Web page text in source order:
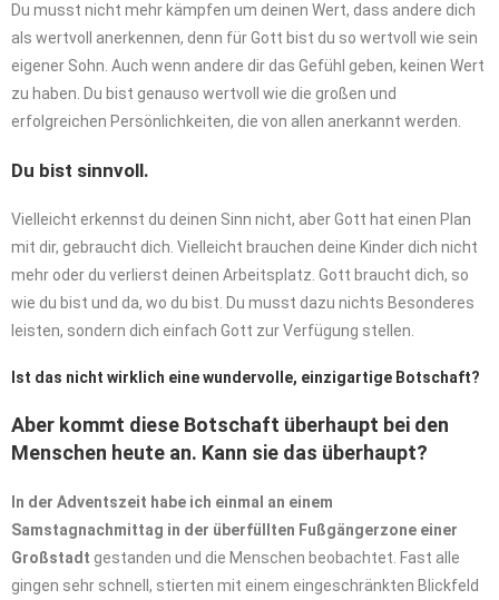
Du musst nicht mehr kämpfen um deinen Wert, dass andere dich
als wertvoll anerkennen, denn für Gott bist du so wertvoll wie sein
eigener Sohn. Auch wenn andere dir das Gefühl geben, keinen Wert
zu haben. Du bist genauso wertvoll wie die großen und
erfolgreichen Persönlichkeiten, die von allen anerkannt werden.
Du bist sinnvoll.
Vielleicht erkennst du deinen Sinn nicht, aber Gott hat einen Plan
mit dir, gebraucht dich. Vielleicht brauchen deine Kinder dich nicht
mehr oder du verlierst deinen Arbeitsplatz. Gott braucht dich, so
wie du bist und da, wo du bist. Du musst dazu nichts Besonderes
leisten, sondern dich einfach Gott zur Verfügung stellen.
Ist das nicht wirklich eine wundervolle, einzigartige Botschaft?
Aber kommt diese Botschaft überhaupt bei den
Menschen heute an. Kann sie das überhaupt?
In der Adventszeit habe ich einmal an einem
Samstagnachmittag in der überfüllten Fußgängerzone einer
Großstadt gestanden und die Menschen beobachtet. Fast alle
gingen sehr schnell, stierten mit einem eingeschränkten Blickfeld